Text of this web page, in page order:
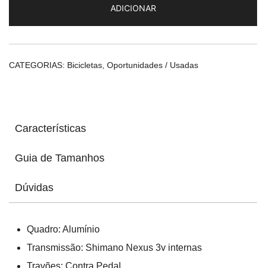
Transport
ADICIONAR
CATEGORIAS: Bicicletas Oportunidades / Usadas
Características
Guia de Tamanhos
Dúvidas
Quadro: Alumínio
Transmissão: Shimano Nexus 3v internas
Travões: Contra Pedal